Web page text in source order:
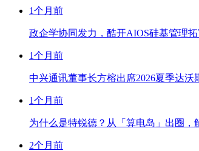
1个月前
政企学协同发力，酷开AIOS硅基管理
1个月前
中兴通讯董事长方榕出席2026夏季达
1个月前
为什么是特锐德？从「算电岛」出圈
2个月前